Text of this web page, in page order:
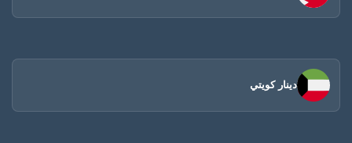
دينار كويتي